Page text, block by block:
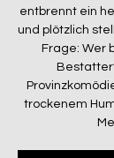
entbrennt ein
und plötzlich
Frage: Wer
trockenem